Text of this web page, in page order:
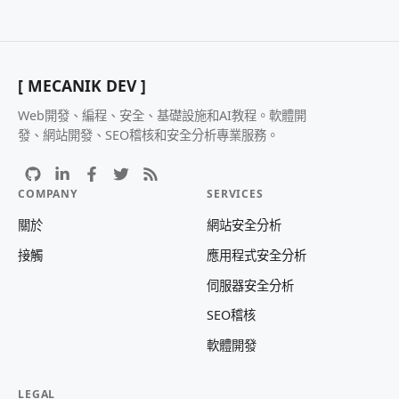
[ MECANIK DEV ]
Web開發、編程、安全、基礎設施和AI教程。軟體開
發、網站開發、SEO稽核和安全分析專業服務。
COMPANY
關於
接觸
SERVICES
網站安全分析
應用程式安全分析
伺服器安全分析
SEO稽核
軟體開發
LEGAL